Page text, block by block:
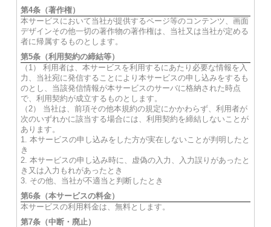
第4条（著作権）
本サービスにおいて当社が提供するページ等のコンテンツ、画面
デザインその他一切の著作物の著作権は、当社又は当社が定める
者に帰属するものとします。
第5条（利用契約の締結等）
（1） 利用者は、本サービスを利用するにあたり必要な情報を入
力、当社宛に発信することにより本サービスの申し込みをするも
のとし、当該発信情報が本サービスのサーバに格納された時点
で、利用契約が成立するものとします。
（2） 当社は、前項その他本規約の規定にかかわらず、利用者が
次のいずれかに該当する場合には、利用契約を締結しないことが
あります。
1. 本サービスの申し込みをした方が実在しないことが判明したと
き
2. 本サービスの申し込み時に、虚偽の入力、入力誤りがあったと
き又は入力もれがあったとき
3. その他、当社が不適当と判断したとき
第6条（本サービスの料金）
本サービスの利用料金は、無料とします。
第7条（中断・廃止）